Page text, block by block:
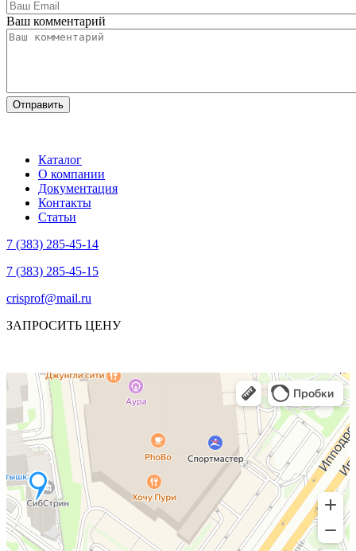
Ваш комментарий
Каталог
О компании
Документация
Контакты
Статьи
7 (383) 285-45-14
7 (383) 285-45-15
crisprof@mail.ru
ЗАПРОСИТЬ ЦЕНУ